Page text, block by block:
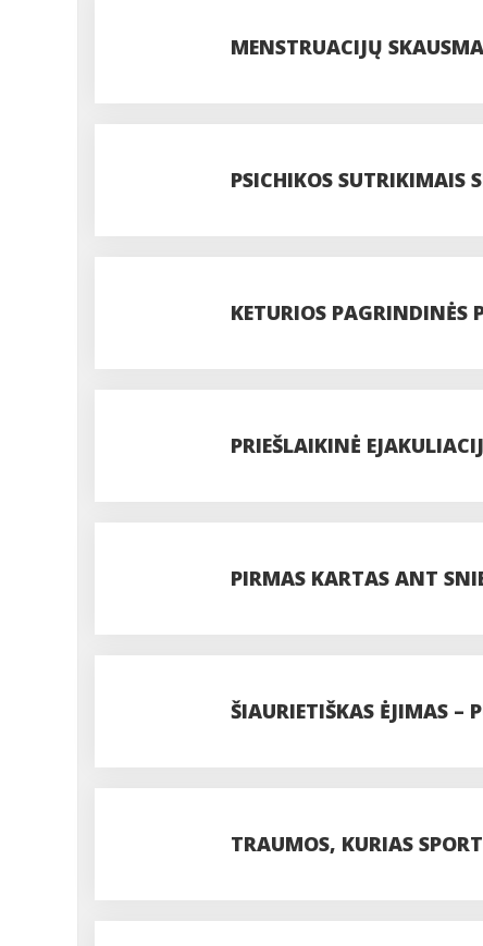
MENSTRUACIJŲ
PSICHIKOS SUTRIKIMAIS
KETURIOS PAGRINDINĖS
PRIEŠLAIKINĖ
PIRMAS KARTAS ANT
ŠIAURIETIŠKAS ĖJIMAS –
TRAUMOS, KURIAS